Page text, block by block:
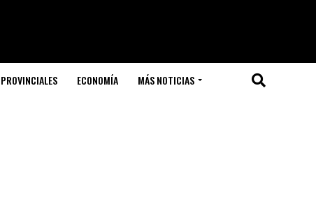
PROVINCIALES ECONOMÍA MÁS NOTICIAS